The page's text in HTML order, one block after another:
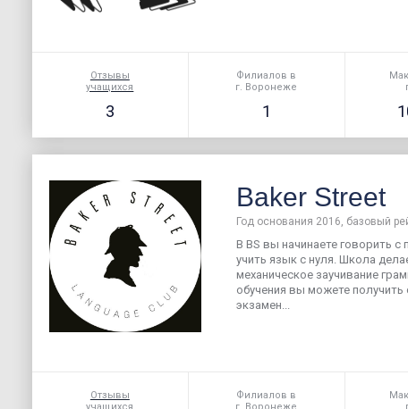
Отзывы
учащихся
3
Филиалов в
г. Воронеже
1
Baker Street
Год основания 2016, базовый
В BS вы начинаете говорить с
учить язык с нуля. Школа
механическое заучивание
обучения вы можете
экзамен...
Отзывы
Филиалов в